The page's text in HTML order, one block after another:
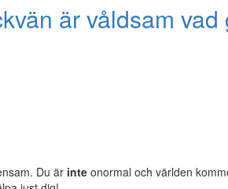
är våldsam vad
Du är inte onormal och världen